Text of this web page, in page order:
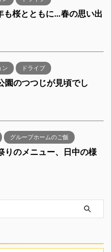
桜とともに…春の思い出
ン ドライブ
園のつつじが見頃でし
グループホームのご飯
りのメニュー、日中の様